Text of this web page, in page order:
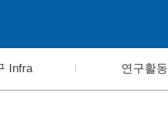
Infra 연구활동